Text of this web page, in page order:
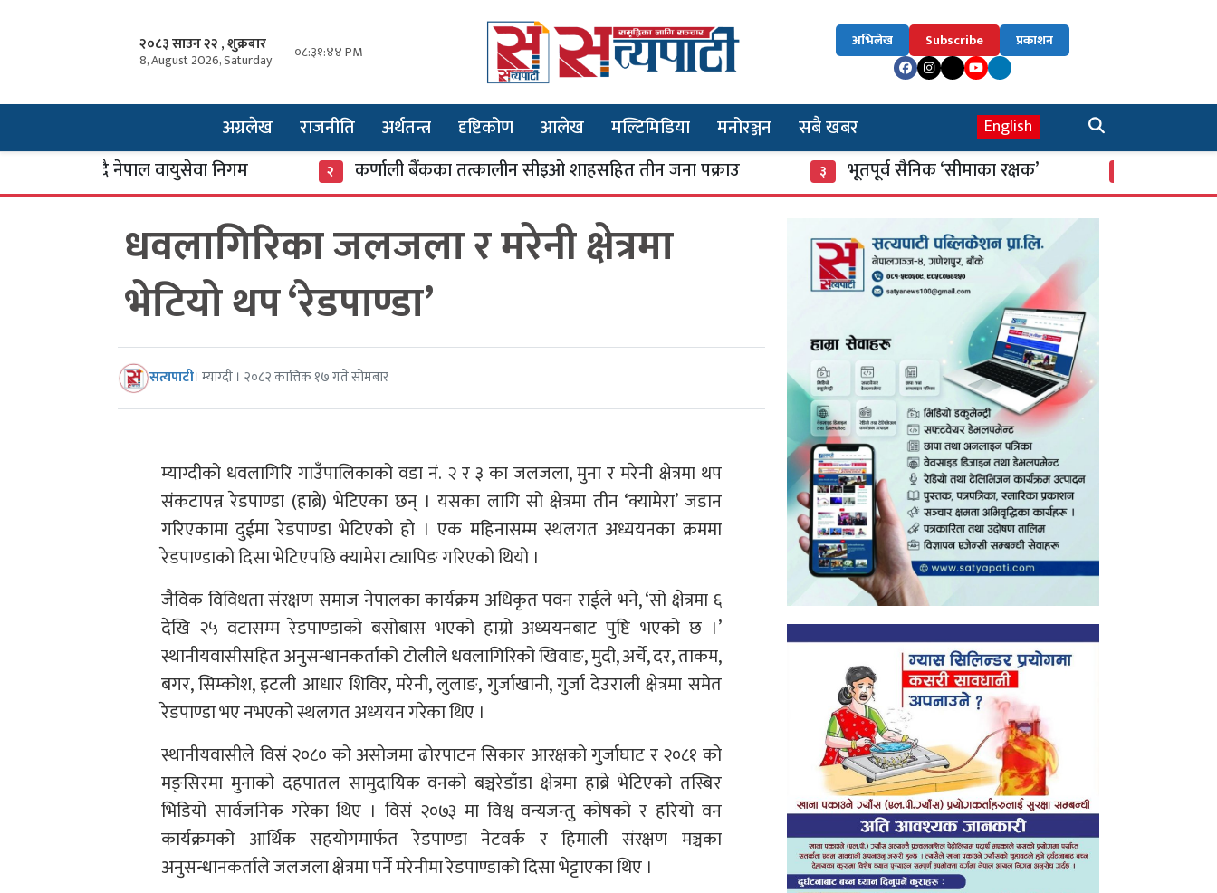
२०८३ साउन २२ , शुक्रबार
8, August 2026, Saturday ०८:३१:४५ PM
अभिलेख Subscribe प्रकाशन
अग्रलेख राजनीति अर्थतन्त्र दृष्टिकोण आलेख मल्टिमिडिया मनोरञ्जन सबै खबर English
थप्दै नेपाल वायुसेवा निगम कर्णाली बैंकका तत्कालीन सीइओ शाहसहित तीन जना पक्राउ भूतपूर्व सैनिक ‘सीमाका रक्षक’ म्याद गुज्रेका खाद्य
धवलागिरिका जलजला र मरेनी क्षेत्रमा
भेटियो थप ‘रेडपाण्डा’
सत्यपाटी। म्याग्दी । २०८२ कात्तिक १७ गते सोमबार
म्याग्दीको धवलागिरि गाउँपालिकाको वडा नं. २ र ३ का जलजला, मुना र मरेनी क्षेत्रमा थप
संकटापन्न रेडपाण्डा (हाब्रे) भेटिएका छन् । यसका लागि सो क्षेत्रमा तीन ‘क्यामेरा’ जडान
गरिएकामा दुईमा रेडपाण्डा भेटिएको हो । एक महिनासम्म स्थलगत अध्ययनका क्रममा
रेडपाण्डाको दिसा भेटिएपछि क्यामेरा ट्यापिङ गरिएको थियो ।
जैविक विविधता संरक्षण समाज नेपालका कार्यक्रम अधिकृत पवन राईले भने, ‘सो क्षेत्रमा ६
देखि २५ वटासम्म रेडपाण्डाको बसोबास भएको हाम्रो अध्ययनबाट पुष्टि भएको छ ।’
स्थानीयवासीसहित अनुसन्धानकर्ताको टोलीले धवलागिरिको खिवाङ, मुदी, अर्चे, दर, ताकम,
बगर, सिम्कोश, इटली आधार शिविर, मरेनी, लुलाङ, गुर्जाखानी, गुर्जा देउराली क्षेत्रमा समेत
रेडपाण्डा भए नभएको स्थलगत अध्ययन गरेका थिए ।
स्थानीयवासीले विसं २०८० को असोजमा ढोरपाटन सिकार आरक्षको गुर्जाघाट र २०८१ को
मङ्सिरमा मुनाको दहपातल सामुदायिक वनको बञ्चरेडाँडा क्षेत्रमा हाब्रे भेटिएको तस्बिर
भिडियो सार्वजनिक गरेका थिए । विसं २०७३ मा विश्व वन्यजन्तु कोषको र हरियो वन
कार्यक्रमको आर्थिक सहयोगमार्फत रेडपाण्डा नेटवर्क र हिमाली संरक्षण मञ्चका
अनुसन्धानकर्ताले जलजला क्षेत्रमा पर्ने मरेनीमा रेडपाण्डाको दिसा भेट्टाएका थिए ।